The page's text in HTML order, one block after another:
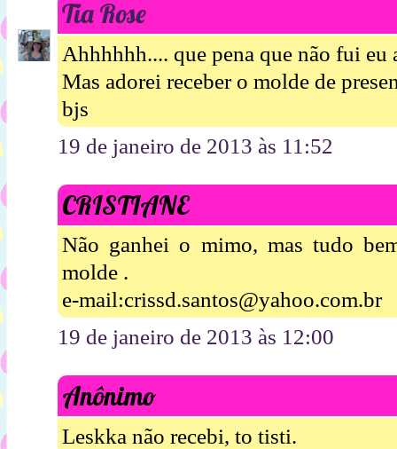
Tia Rose
Ahhhhhh.... que pena que não fui eu
Mas adorei receber o molde de
bjs
19 de janeiro de 2013 às 11:52
CRISTIANE
Não ganhei o mimo, mas tudo
molde .
e-mail:crissd.santos@yahoo.com.br
19 de janeiro de 2013 às 12:00
Anônimo
Leskka não recebi, to tisti.